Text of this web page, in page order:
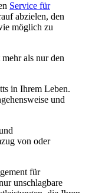
Service für
abzielen, den
möglich zu
als nur den
in Ihrem Leben.
und
von oder
für
unschlagbare